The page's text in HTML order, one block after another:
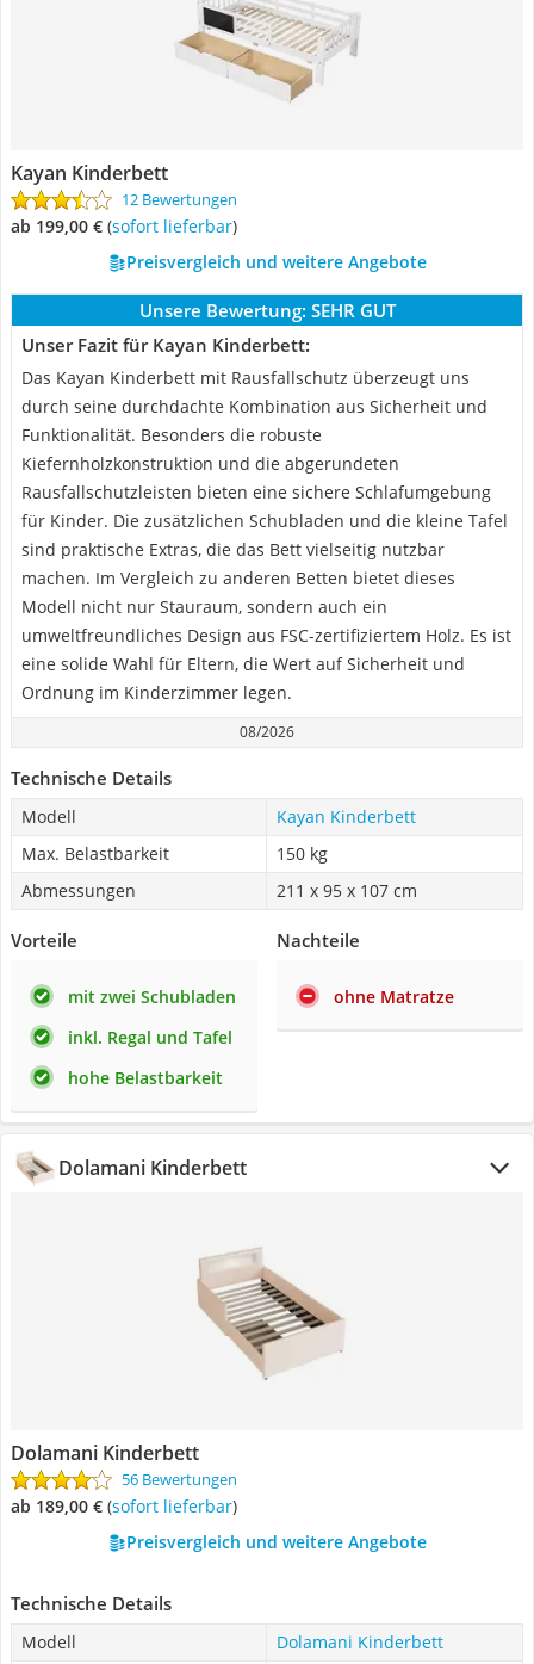
Kayan Kinderbett
12 Bewertungen
ab 199,00 € ( Sofort lieferbar)
Preisvergleich und weitere Angebote
Unsere Bewertung: SEHR GUT
Unser Fazit für Kayan Kinderbett:
Das Kayan Kinderbett mit Rausfallschutz überzeugt uns
durch seine durchdachte Kombination aus Sicherheit und
Funktionalität. Besonders die robuste
Kiefernholzkonstruktion und die abgerundeten
Rausfallschutzleisten bieten eine sichere Schlafumgebung
für Kinder. Die zusätzlichen Schubladen und die kleine Tafel
sind praktische Extras, die das Bett vielseitig nutzbar
machen. Im Vergleich zu anderen Betten bietet dieses
Modell nicht nur Stauraum, sondern auch ein
umweltfreundliches Design aus FSC-zertifiziertem Holz. Es ist
eine solide Wahl für Eltern, die Wert auf Sicherheit und
Ordnung im Kinderzimmer legen.
08/2026
Technische Details
Modell
Kayan Kinderbett
Max. Belastbarkeit
150 kg
Abmessungen
211 x 95 x 107 cm
Vorteile
mit zwei Schubladen
inkl. Regal und Tafel
hohe Belastbarkeit
Nachteile
ohne Matratze
Dolamani Kinderbett
Dolamani Kinderbett
56 Bewertungen
ab 189,00 € ( Sofort lieferbar)
Preisvergleich und weitere Angebote
Technische Details
Modell Dolamani Kinderbett